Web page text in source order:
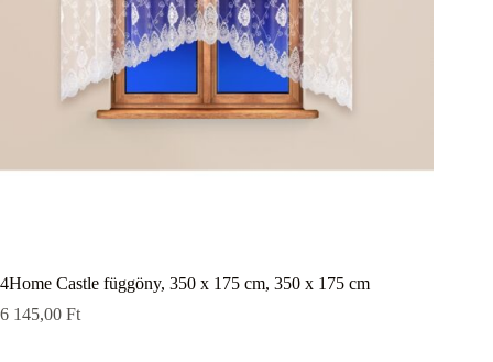
4Home Castle függöny, 350 x 175 cm, 350 x 175 cm
6 145,00 Ft